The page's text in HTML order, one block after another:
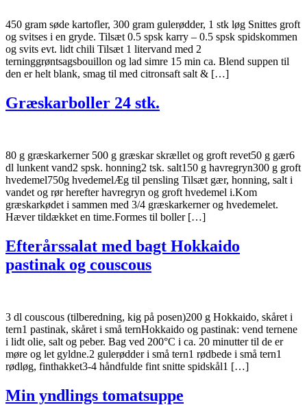
450 gram søde kartofler, 300 gram gulerødder, 1 stk løg Snittes groft
og svitses i en gryde. Tilsæt 0.5 spsk karry – 0.5 spsk spidskommen
og svits evt. lidt chili Tilsæt 1 litervand med 2
terninggrøntsagsbouillon og lad simre 15 min ca. Blend suppen til
den er helt blank, smag til med citronsaft salt & […]
Græskarboller 24 stk.
80 g græskarkerner 500 g græskar skrællet og groft revet50 g gær6
dl lunkent vand2 spsk. honning2 tsk. salt150 g havregryn300 g groft
hvedemel750g hvedemelÆg til pensling Tilsæt gær, honning, salt i
vandet og rør herefter havregryn og groft hvedemel i.Kom
græskarkødet i sammen med 3/4 græskarkerner og hvedemelet.
Hæver tildækket en time.Formes til boller […]
Efterårssalat med bagt Hokkaido
pastinak og couscous
3 dl couscous (tilberedning, kig på posen)200 g Hokkaido, skåret i
tern1 pastinak, skåret i små ternHokkaido og pastinak: vend ternene
i lidt olie, salt og peber. Bag ved 200°C i ca. 20 minutter til de er
møre og let gyldne.2 gulerødder i små tern1 rødbede i små tern1
rødløg, finthakket3-4 håndfulde fint snitte spidskål1 […]
Min yndlings tomatsuppe